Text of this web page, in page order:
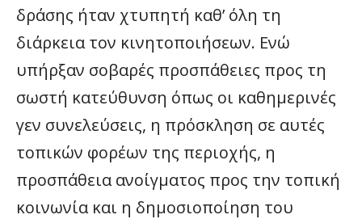
δράσης ήταν χτυπητή καθ’ όλη τη
διάρκεια τον κινητοποιήσεων. Ενώ
υπήρξαν σοβαρές προσπάθειες προς τη
σωστή κατεύθυνση όπως οι καθημερινές
γεν συνελεύσεις, η πρόσκληση σε αυτές
τοπικών φορέων της περιοχής, η
προσπάθεια ανοίγματος προς την τοπική
κοινωνία και η δημοσιοποίηση του